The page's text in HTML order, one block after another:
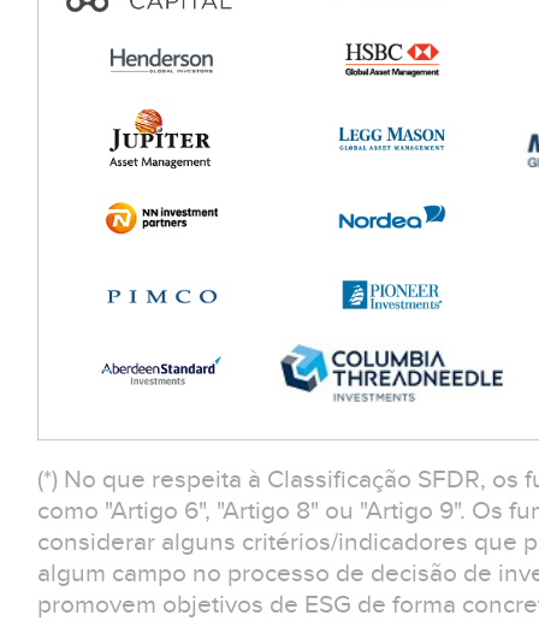
(*) No que respeita à Classificação SFDR,
como "Artigo 6", "Artigo 8" ou "Artigo 9". Os
considerar alguns critérios/indicadores que
algum campo no processo de decisão de
promovem objetivos de ESG de forma